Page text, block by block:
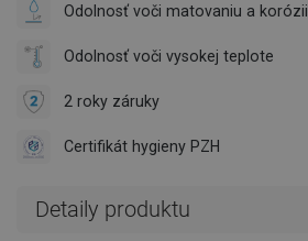
Odolnosť voči matovaniu a korózii
Odolnosť voči vysokej teplote
2 roky záruky
Certifikát hygieny PZH
Detaily produktu